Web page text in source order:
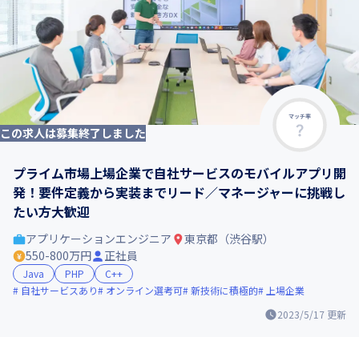
マッチ率
この求人は募集終了しました
プライム市場上場企業で自社サービスのモバイルアプリ開
発！要件定義から実装までリード／マネージャーに挑戦し
たい方大歓迎
2023/5/17 更新
アプリケーションエンジニア
東京都（渋谷駅）
550-800万円
正社員
Java PHP
C++
自社サービスあり
オンライン選考可 新技術に積極的 上場企業